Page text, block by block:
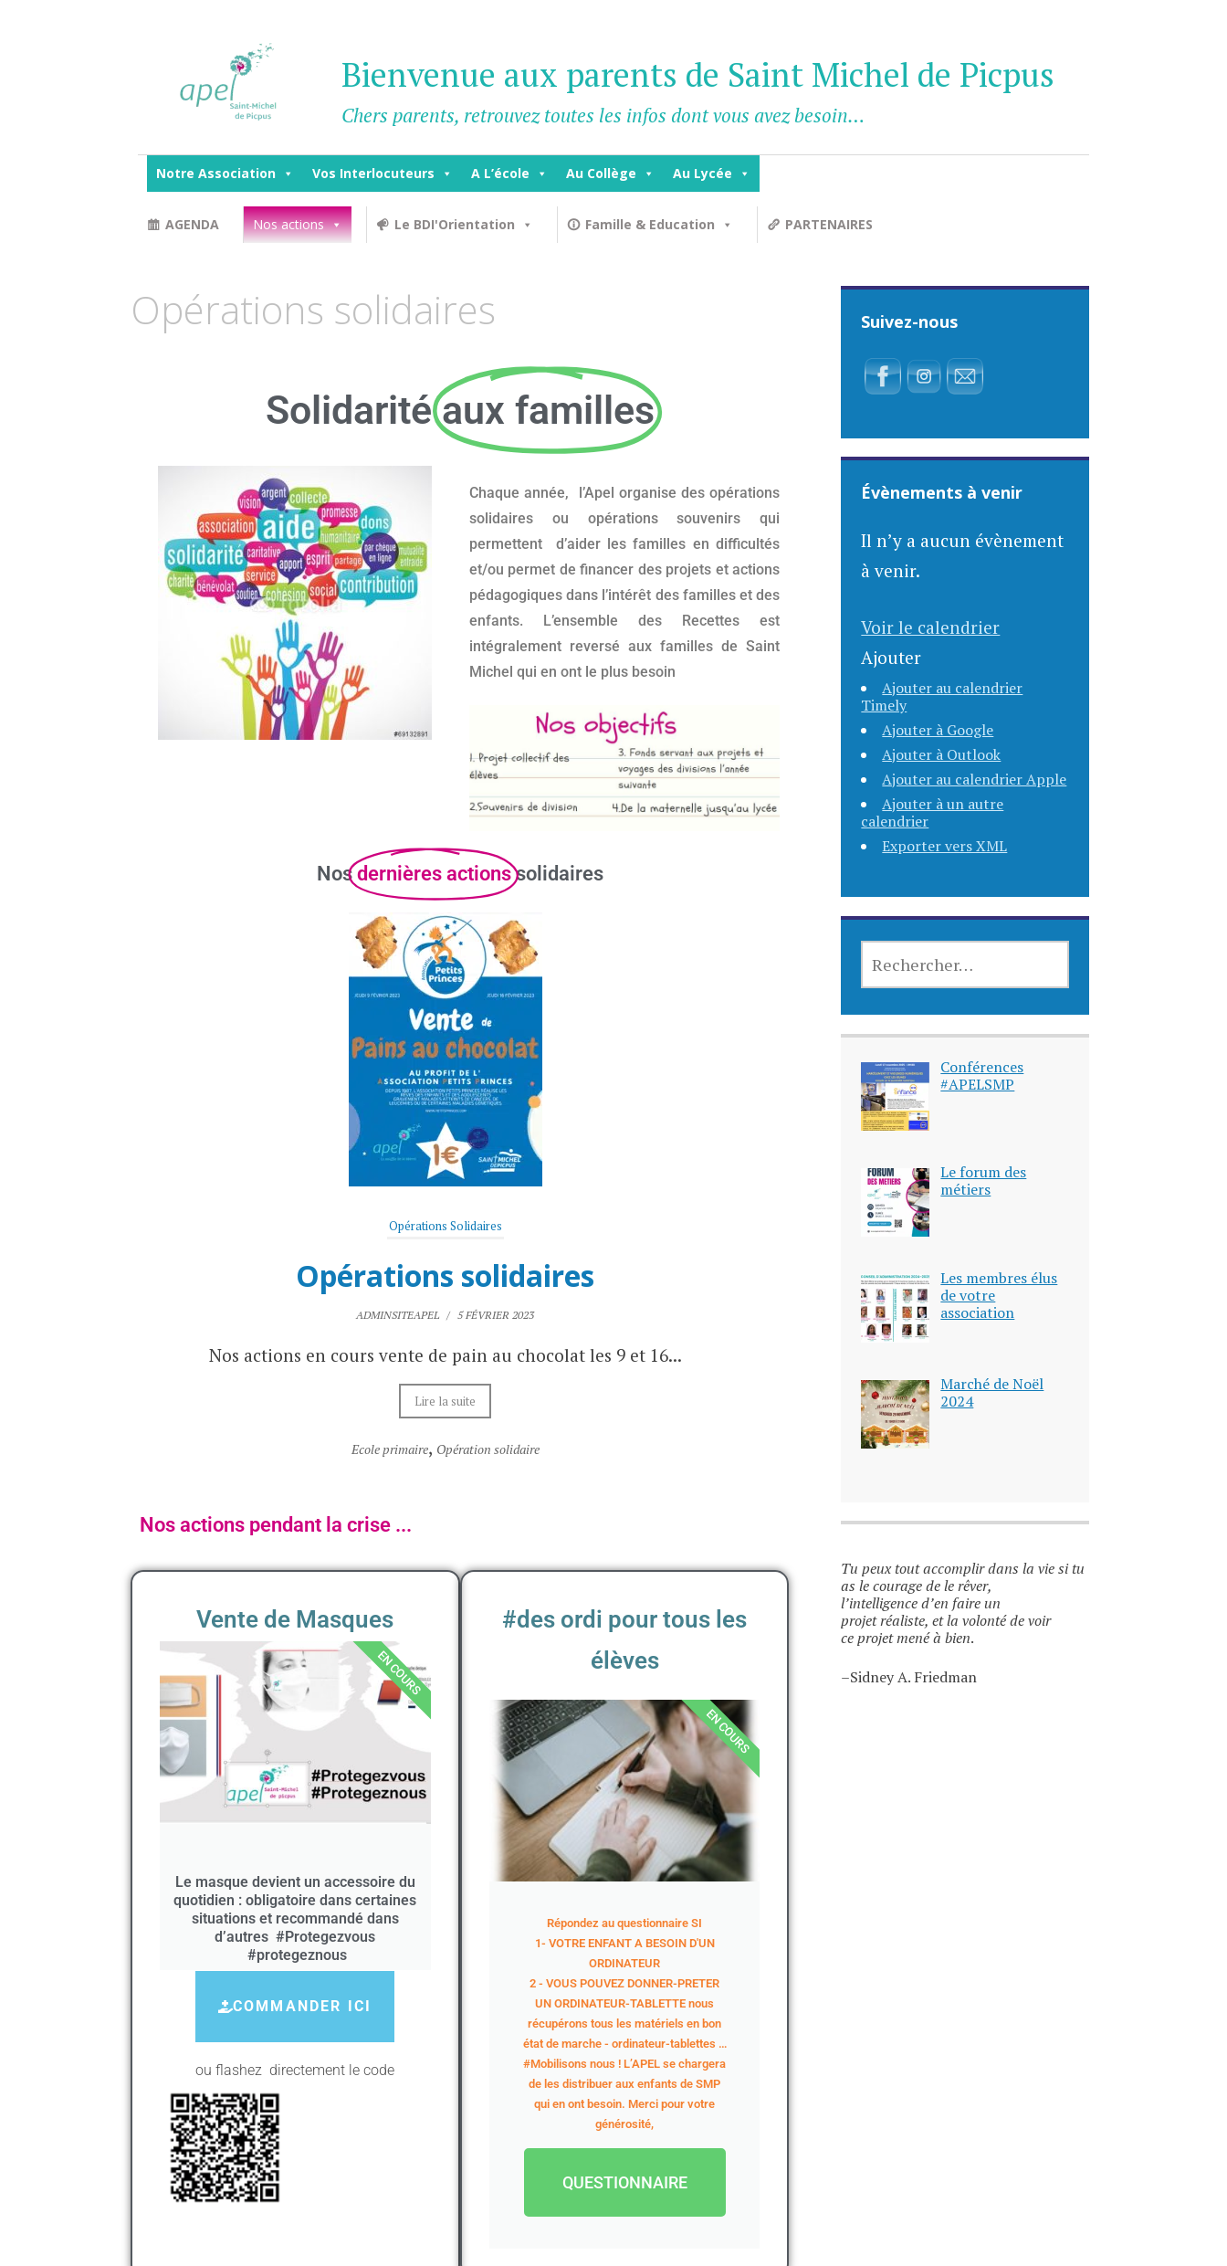
Bienvenue aux parents de Saint Michel de Picpus
Chers parents, retrouvez toutes les infos dont vous avez besoin…
Notre Association Vos Interlocuteurs A L’école Au Collège Au Lycée
AGENDA Nos actions Le BDI'Orientation Famille & Education PARTENAIRES
Opérations solidaires
Solidarité aux familles
Chaque année, l’Apel organise des opérations
solidaires ou opérations souvenirs qui
permettent d’aider les familles en difficultés
et/ou permet de financer des projets et actions
pédagogiques dans l’intérêt des familles et des
enfants. L’ensemble des Recettes est
intégralement reversé aux familles de Saint
Michel qui en ont le plus besoin
Nosdernières actions solidaires
Opérations Solidaires
Opérations solidaires
ADMINSITEAPEL / 5 FÉVRIER 2023
Nos actions en cours vente de pain au chocolat les 9 et 16...
Lire la suite
Ecole primaire, Opération solidaire
Nos actions pendant la crise ...
Vente de Masques
Le masque devient un accessoire du
quotidien : obligatoire dans certaines
situations et recommandé dans
d’autres #Protegezvous
#protegeznous
EN COURS
COMMANDER ICI
ou flashez directement le code
#des ordi pour tous les
élèves
Répondez au questionnaire SI
1- VOTRE ENFANT A BESOIN D'UN
ORDINATEUR
2 - VOUS POUVEZ DONNER-PRETER
UN ORDINATEUR-TABLETTE nous
récupérons tous les matériels en bon
état de marche - ordinateur-tablettes …
#Mobilisons nous ! L’APEL se chargera
de les distribuer aux enfants de SMP
qui en ont besoin. Merci pour votre
générosité,
QUESTIONNAIRE
EN COURS
Suivez-nous
Évènements à venir
Il n’y a aucun évènement
à venir.
Voir le calendrier
Ajouter
Ajouter au calendrier
Timely
Ajouter à Google
Ajouter à Outlook
Ajouter au calendrier Apple
Ajouter à un autre
calendrier
Exporter vers XML
Conférences
#APELSMP
Le forum des
métiers
Les membres élus
de votre
association
Marché de Noël
2024
Tu peux tout accomplir dans la vie si tu
as le courage de le rêver,
l’intelligence d’en faire un
projet réaliste, et la volonté de voir
ce projet mené à bien.
–Sidney A. Friedman